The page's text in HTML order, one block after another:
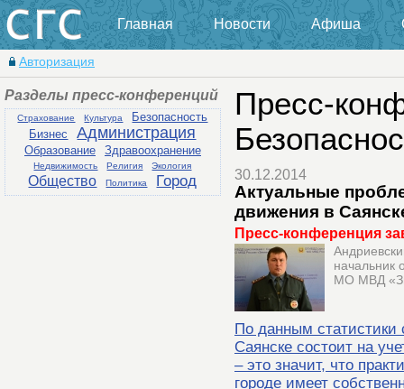
Главная Новости Афиша
Авторизация
Разделы пресс-конференций
Страхование Культура
Безопасность
Бизнес
Администрация
Образование Здравоохранение
Недвижимость Религия Экология
Общество Политика Город
Пресс-
30.12.2014
Актуальные
движения в
Пресс-конференция
начальник
МО МВД
По данным
Саянске состоит на
– это значит, что
городе имеет